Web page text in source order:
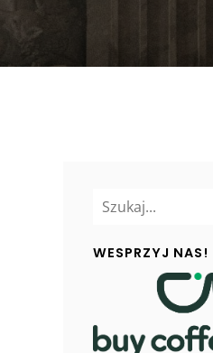
WESPRZYJ NAS!